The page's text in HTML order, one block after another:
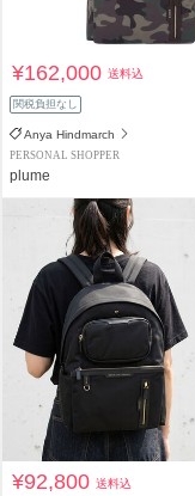
¥162,000送料込
関税負担なし
Anya Hindmarch
PERSONAL SHOPPER
plume
¥92,800送料込